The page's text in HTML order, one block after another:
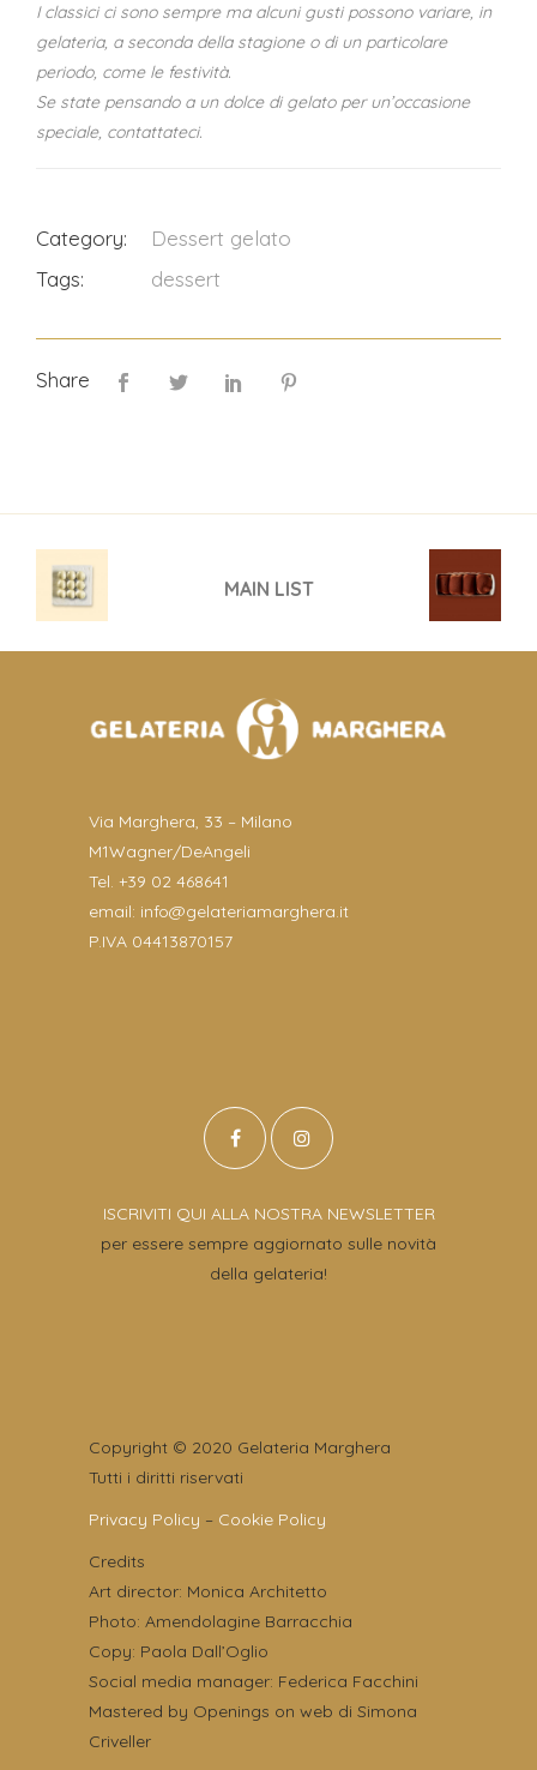
I classici ci sono sempre ma alcuni gusti possono variare, in
gelateria, a seconda della stagione o di un particolare
periodo, come le festività.
Se state pensando a un dolce di gelato per un’occasione
speciale, contattateci.
Category:
Dessert gelato
Tags:
dessert
Share
MAIN LIST
Via Marghera, 33 – Milano
M1Wagner/DeAngeli
Tel. +39 02 468641
email: info@gelateriamarghera.it
P.IVA 04413870157
ISCRIVITI QUI ALLA NOSTRA NEWSLETTER
per essere sempre aggiornato sulle novità
della gelateria!
Copyright © 2020 Gelateria Marghera
Tutti i diritti riservati
Privacy Policy – Cookie Policy
Credits
Art director: Monica Architetto
Photo: Amendolagine Barracchia
Copy: Paola Dall’Oglio
Social media manager: Federica Facchini
Mastered by Openings on web di Simona
Criveller